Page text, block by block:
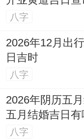
（星期二,农历冬
为「天德」（
符星（土）-凶
宜忌研究：宜于
出行，安香、
八字
2026年12月出
日吉时
八字
2026年阴历五
五月结婚吉日有
八字